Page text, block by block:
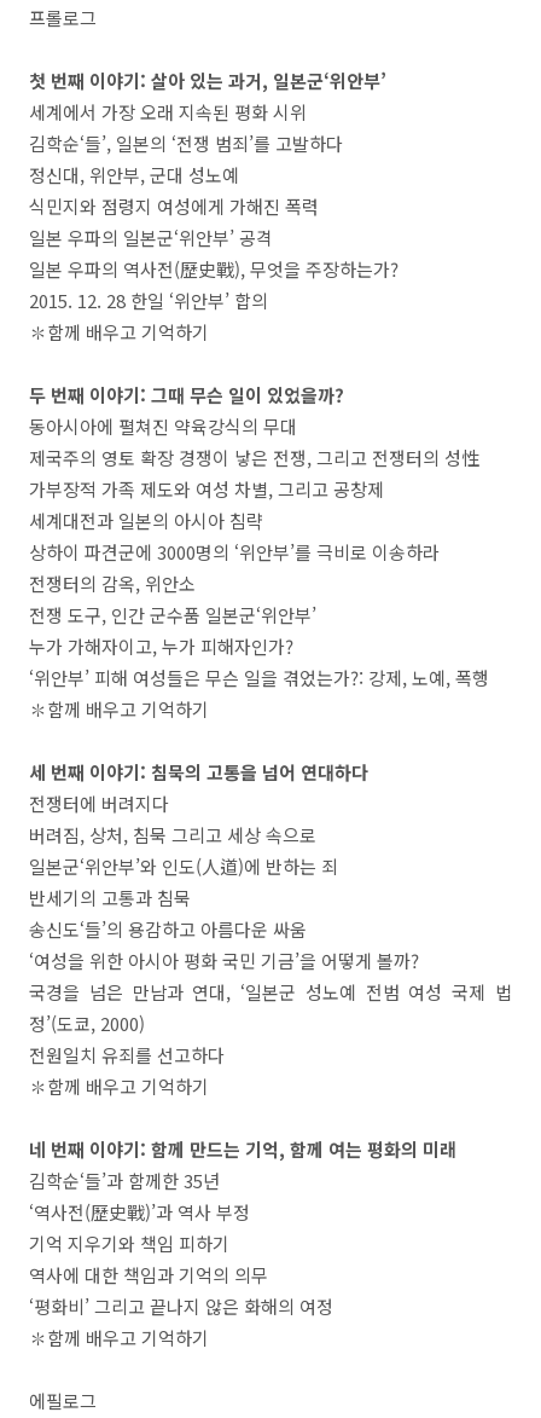
프롤로그
첫 번째 이야기: 살아 있는 과거, 일본군‘위안부’
세계에서 가장 오래 지속된 평화 시위
김학순‘들’, 일본의 ‘전쟁 범죄’를 고발하다
정신대, 위안부, 군대 성노예
식민지와 점령지 여성에게 가해진 폭력
일본 우파의 일본군‘위안부’ 공격
일본 우파의 역사전(歷史戰), 무엇을 주장하는가?
2015. 12. 28 한일 ‘위안부’ 합의
✽함께 배우고 기억하기
두 번째 이야기: 그때 무슨 일이 있었을까?
동아시아에 펼쳐진 약육강식의 무대
제국주의 영토 확장 경쟁이 낳은 전쟁, 그리고 전쟁터의 성性
가부장적 가족 제도와 여성 차별, 그리고 공창제
세계대전과 일본의 아시아 침략
상하이 파견군에 3000명의 ‘위안부’를 극비로 이송하라
전쟁터의 감옥, 위안소
전쟁 도구, 인간 군수품 일본군‘위안부’
누가 가해자이고, 누가 피해자인가?
‘위안부’ 피해 여성들은 무슨 일을 겪었는가?: 강제, 노예, 폭행
✽함께 배우고 기억하기
세 번째 이야기: 침묵의 고통을 넘어 연대하다
전쟁터에 버려지다
버려짐, 상처, 침묵 그리고 세상 속으로
일본군‘위안부’와 인도(人道)에 반하는 죄
반세기의 고통과 침묵
송신도‘들’의 용감하고 아름다운 싸움
‘여성을 위한 아시아 평화 국민 기금’을 어떻게 볼까?
국경을 넘은 만남과 연대, ‘일본군 성노예 전범 여성 국제 법
정’(도쿄, 2000)
전원일치 유죄를 선고하다
✽함께 배우고 기억하기
네 번째 이야기: 함께 만드는 기억, 함께 여는 평화의 미래
김학순‘들’과 함께한 35년
‘역사전(歷史戰)’과 역사 부정
기억 지우기와 책임 피하기
역사에 대한 책임과 기억의 의무
‘평화비’ 그리고 끝나지 않은 화해의 여정
✽함께 배우고 기억하기
에필로그